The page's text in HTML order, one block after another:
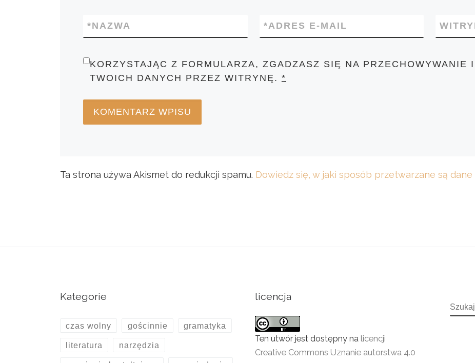
NAZWA
* ADRES E-MAIL
*
KORZYSTAJĄC Z FORMULARZA, ZGADZASZ SIĘ NA PRZECHOWYWANIE
TWOICH DANYCH PRZEZ WITRYNĘ.*
Ta strona używa Akismet do redukcji spamu. Dowiedz się, w jaki sposób przetwarzane są
Kategorie
czas wolny gościnnie gramatyka
literatura narzędzia
licencja
Ten utwór jest dostępny na licencji
Creative Commons Uznanie autorstwa 4.0